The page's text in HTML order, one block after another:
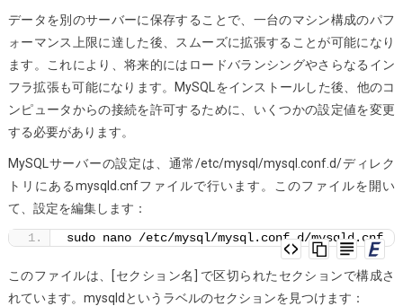
データを別のサーバーに保存することで、一台のマシン構成のパフ
ォーマンス上限に達した後、スムーズに拡張することが可能になり
ます。これにより、将来的にはロードバランシングやさらなるイン
フラ拡張も可能になります。MySQLをインストールした後、他のコ
ンピュータからの接続を許可するために、いくつかの設定値を変更
する必要があります。
MySQLサーバーの設定は、通常/etc/mysql/mysql.conf.d/ディレク
トリにあるmysqld.cnfファイルで行います。このファイルを開い
て、設定を編集します：
sudo nano /etc/mysql/mysql.conf.d/mysqld.cnf
このファイルは、[セクション名] で区切られたセクションで構成さ
れています。mysqldというラベルのセクションを見つけます：